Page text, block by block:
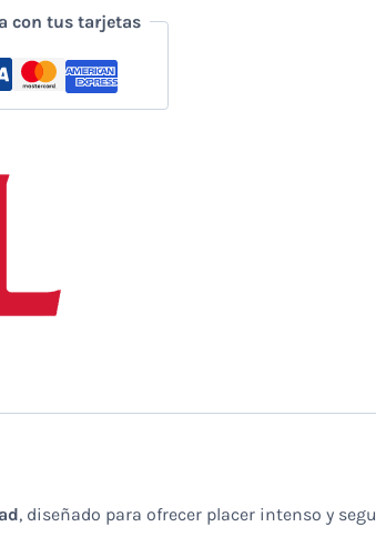
con tus tarjetas
, diseñado para ofrecer placer intenso y